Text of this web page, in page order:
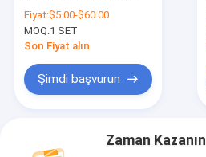
Temperatür aralığı
Eksi 40 ila 50 derece
Tehlikeli alanlarda
Fiyat:$5.00-$60.00
MOQ:1 SET
Son Fiyat alın
Şimdi başvurun
Zaman Kazanın